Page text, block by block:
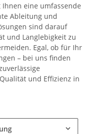
eine umfassende
Ableitung und
sind darauf
und Langlebigkeit zu
Egal, ob für Ihr
– bei uns finden
und Effizienz in